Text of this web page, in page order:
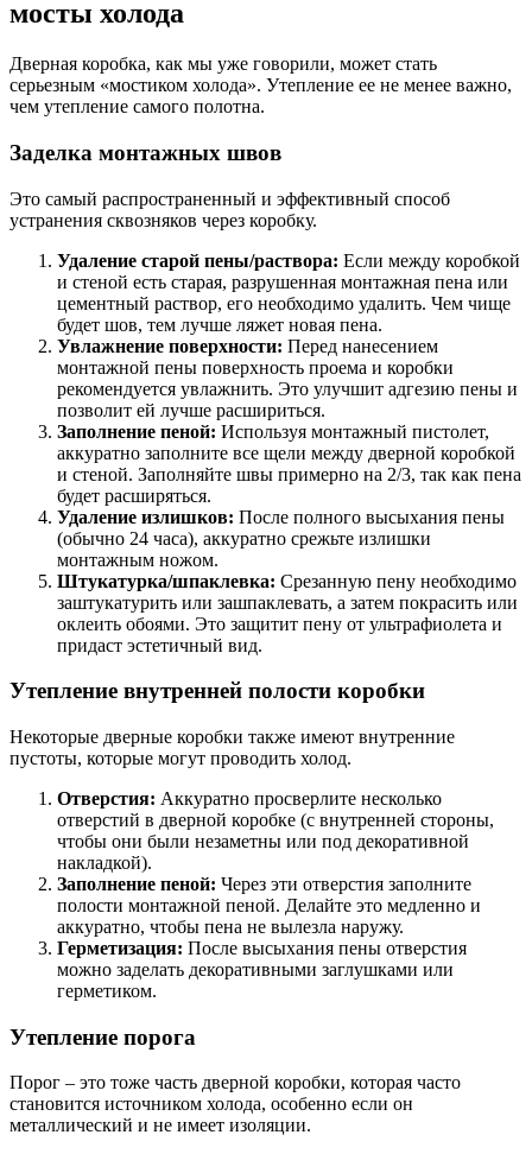
мосты холода
Дверная коробка, как мы уже говорили, может стать
серьезным «мостиком холода». Утепление ее не менее важно,
чем утепление самого полотна.
Заделка монтажных швов
Это самый распространенный и эффективный способ
устранения сквозняков через коробку.
Удаление старой пены/раствора: Если между коробкой
и стеной есть старая, разрушенная монтажная пена или
цементный раствор, его необходимо удалить. Чем чище
будет шов, тем лучше ляжет новая пена.
Увлажнение поверхности: Перед нанесением
монтажной пены поверхность проема и коробки
рекомендуется увлажнить. Это улучшит адгезию пены и
позволит ей лучше расшириться.
Заполнение пеной: Используя монтажный пистолет,
аккуратно заполните все щели между дверной коробкой
и стеной. Заполняйте швы примерно на 2/3, так как пена
будет расширяться.
Удаление излишков: После полного высыхания пены
(обычно 24 часа), аккуратно срежьте излишки
монтажным ножом.
Штукатурка/шпаклевка: Срезанную пену необходимо
заштукатурить или зашпаклевать, а затем покрасить или
оклеить обоями. Это защитит пену от ультрафиолета и
придаст эстетичный вид.
Утепление внутренней полости коробки
Некоторые дверные коробки также имеют внутренние
пустоты, которые могут проводить холод.
Отверстия: Аккуратно просверлите несколько
отверстий в дверной коробке (с внутренней стороны,
чтобы они были незаметны или под декоративной
накладкой).
Заполнение пеной: Через эти отверстия заполните
полости монтажной пеной. Делайте это медленно и
аккуратно, чтобы пена не вылезла наружу.
Герметизация: После высыхания пены отверстия
можно заделать декоративными заглушками или
герметиком.
Утепление порога
Порог – это тоже часть дверной коробки, которая часто
становится источником холода, особенно если он
металлический и не имеет изоляции.